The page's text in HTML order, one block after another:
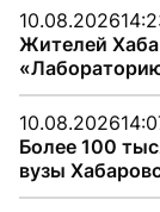
10.08.2026
Жителей
10.08.2026
Более 100
вузы